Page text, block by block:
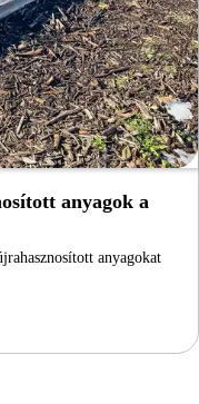
anyagok a
anyagokat